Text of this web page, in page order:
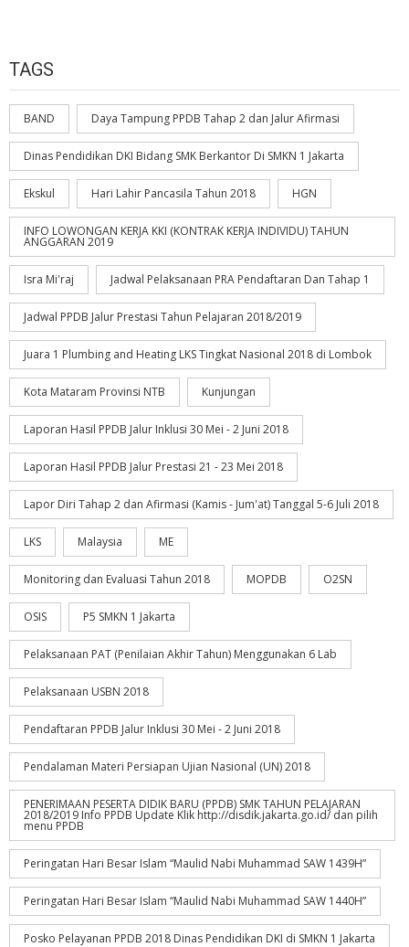
TAGS
BAND Daya Tampung PPDB Tahap 2 dan Jalur Afirmasi
Dinas Pendidikan DKI Bidang SMK Berkantor Di SMKN 1 Jakarta
Ekskul Hari Lahir Pancasila Tahun 2018 HGN
INFO LOWONGAN KERJA KKI (KONTRAK KERJA INDIVIDU) TAHUN
ANGGARAN 2019
Isra Mi'raj Jadwal Pelaksanaan PRA Pendaftaran Dan Tahap 1
Jadwal PPDB Jalur Prestasi Tahun Pelajaran 2018/2019
Juara 1 Plumbing and Heating LKS Tingkat Nasional 2018 di Lombok
Kota Mataram Provinsi NTB Kunjungan
Laporan Hasil PPDB Jalur Inklusi 30 Mei - 2 Juni 2018
Laporan Hasil PPDB Jalur Prestasi 21 - 23 Mei 2018
Lapor Diri Tahap 2 dan Afirmasi (Kamis - Jum'at) Tanggal 5-6 Juli 2018
LKS Malaysia ME
Monitoring dan Evaluasi Tahun 2018 MOPDB O2SN
OSIS P5 SMKN 1 Jakarta
Pelaksanaan PAT (Penilaian Akhir Tahun) Menggunakan 6 Lab
Pelaksanaan USBN 2018
Pendaftaran PPDB Jalur Inklusi 30 Mei - 2 Juni 2018
Pendalaman Materi Persiapan Ujian Nasional (UN) 2018
PENERIMAAN PESERTA DIDIK BARU (PPDB) SMK TAHUN PELAJARAN
2018/2019 Info PPDB Update Klik http://disdik.jakarta.go.id/ dan pilih
menu PPDB
Peringatan Hari Besar Islam “Maulid Nabi Muhammad SAW 1439H”
Peringatan Hari Besar Islam “Maulid Nabi Muhammad SAW 1440H”
Posko Pelayanan PPDB 2018 Dinas Pendidikan DKI di SMKN 1 Jakarta